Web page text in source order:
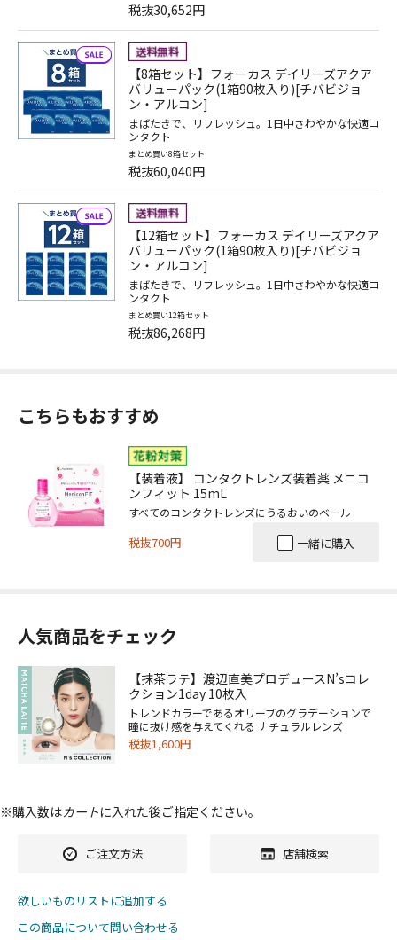
税抜30,652円
【8箱セット】フォーカス デイリーズアクア
バリューパック(1箱90枚入り)[チバビジョ
ン・アルコン]
まばたきで、リフレッシュ。1日中さわやかな快適コ
ンタクト
まとめ買い8箱セット
税抜60,040円
【12箱セット】フォーカス デイリーズアクア
バリューパック(1箱90枚入り)[チバビジョ
ン・アルコン]
まばたきで、リフレッシュ。1日中さわやかな快適コ
ンタクト
まとめ買い12箱セット
税抜86,268円
こちらもおすすめ
【装着液】 コンタクトレンズ装着薬 メニコ
ンフィット 15mL
すべてのコンタクトレンズにうるおいのベール
税抜700円 一緒に購入
人気商品をチェック
【抹茶ラテ】渡辺直美プロデュースN’sコレ
クション1day 10枚入
トレンドカラーであるオリーブのグラデーションで
瞳に抜け感を与えてくれる ナチュラルレンズ
税抜1,600円
※購入数はカートに入れた後ご指定ください。
ご注文方法 店舗検索
欲しいものリストに追加する
この商品について問い合わせる